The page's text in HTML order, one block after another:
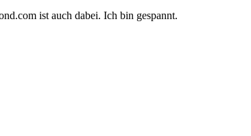
ist auch dabei. Ich bin gespannt.